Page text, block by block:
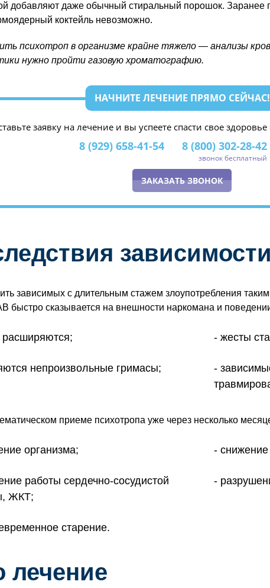
добавляют даже обычный стиральный порошок. Заранее
коктейль невозможно.
психотроп в организме крайне тяжело — анализы
нужно пройти газовую хроматографию.
НАЧНИТЕ ЛЕЧЕНИЕ ПРЯМО СЕЙЧАС!
заявку на лечение и вы успеете спасти свое
8 (929) 658-41-54 8 (800) 302-28-42
звонок бесплатный
ЗАКАЗАТЬ ЗВОНОК
зависимых с длительным стажем злоупотребления
быстро сказывается на внешности наркомана и
расширяются; жесты
непроизвольные гримасы;
приеме психотропа уже через несколько
организма;
работы сердечно-сосудистой
ЖКТ;
старение.
лечение